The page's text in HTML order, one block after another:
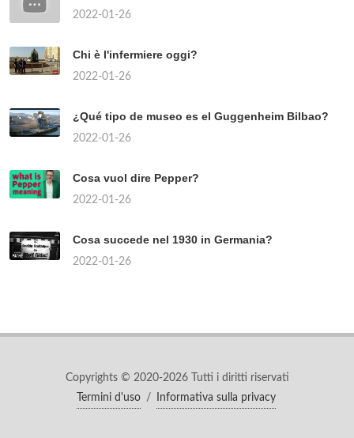
2022-01-26
Chi è l'infermiere oggi?
2022-01-26
¿Qué tipo de museo es el Guggenheim Bilbao?
2022-01-26
Cosa vuol dire Pepper?
2022-01-26
Cosa succede nel 1930 in Germania?
2022-01-26
Copyrights © 2020-2026 Tutti i diritti riservati
Termini d'uso
/ Informativa sulla privacy